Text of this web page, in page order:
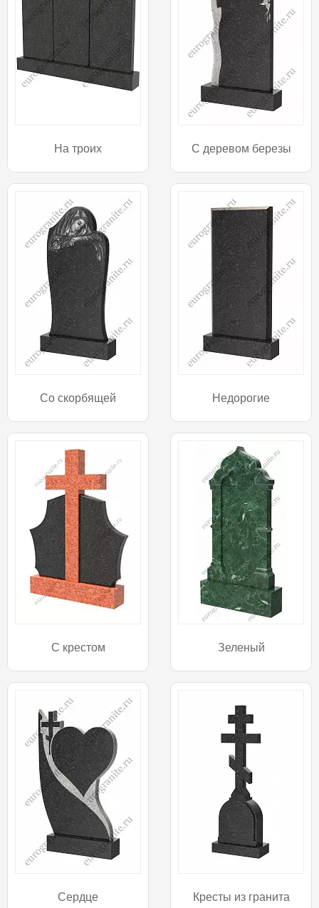
На троих С деревом березы
Со скорбящей Недорогие
С крестом Зеленый
Сердце Кресты из гранита